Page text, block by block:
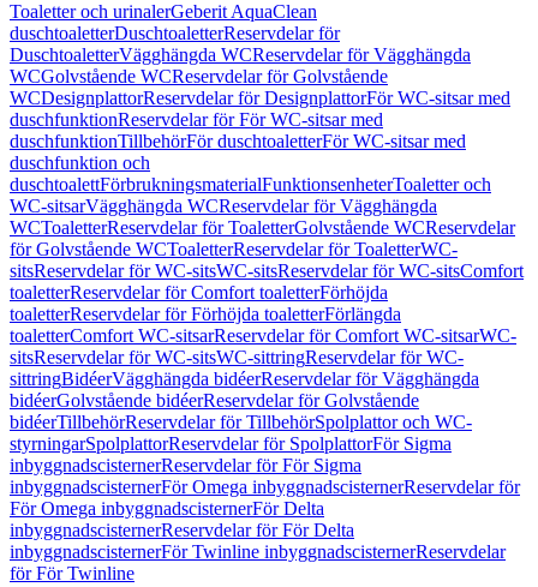
Toaletter och urinalerGeberit AquaClean
duschtoaletterDuschtoaletterReservdelar för
DuschtoaletterVägghängda WCReservdelar för Vägghängda
WCGolvstående WCReservdelar för Golvstående
WCDesignplattorReservdelar för DesignplattorFör WC-sitsar med
duschfunktionReservdelar för För WC-sitsar med
duschfunktionTillbehörFör duschtoaletterFör WC-sitsar med
duschfunktion och
duschtoalettFörbrukningsmaterialFunktionsenheterToaletter och
WC-sitsarVägghängda WCReservdelar för Vägghängda
WCToaletterReservdelar för ToaletterGolvstående WCReservdelar
för Golvstående WCToaletterReservdelar för ToaletterWC-
sitsReservdelar för WC-sitsWC-sitsReservdelar för WC-sitsComfort
toaletterReservdelar för Comfort toaletterFörhöjda
toaletterReservdelar för Förhöjda toaletterFörlängda
toaletterComfort WC-sitsarReservdelar för Comfort WC-sitsarWC-
sitsReservdelar för WC-sitsWC-sittringReservdelar för WC-
sittringBidéerVägghängda bidéerReservdelar för Vägghängda
bidéerGolvstående bidéerReservdelar för Golvstående
bidéerTillbehörReservdelar för TillbehörSpolplattor och WC-
styrningarSpolplattorReservdelar för SpolplattorFör Sigma
inbyggnadscisternerReservdelar för För Sigma
inbyggnadscisternerFör Omega inbyggnadscisternerReservdelar för
För Omega inbyggnadscisternerFör Delta
inbyggnadscisternerReservdelar för För Delta
inbyggnadscisternerFör Twinline inbyggnadscisternerReservdelar
för För Twinline